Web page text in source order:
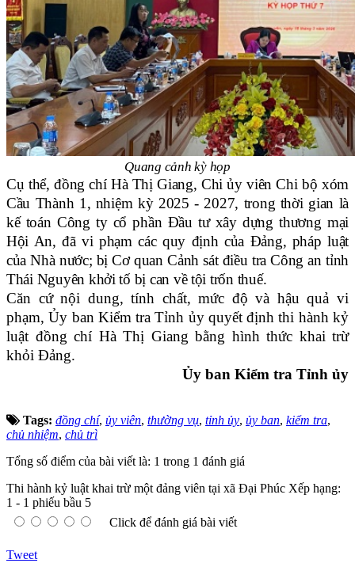
Quang cảnh kỳ họp
Cụ thể, đồng chí Hà Thị Giang, Chi ủy viên Chi bộ xóm
Cầu Thành 1, nhiệm kỳ 2025 - 2027, trong thời gian là
kế toán Công ty cổ phần Đầu tư xây dựng thương mại
Hội An, đã vi phạm các quy định của Đảng, pháp luật
của Nhà nước; bị Cơ quan Cảnh sát điều tra Công an tỉnh
Thái Nguyên khởi tố bị can về tội trốn thuế.
Căn cứ nội dung, tính chất, mức độ và hậu quả vi
phạm, Ủy ban Kiểm tra Tỉnh ủy quyết định thi hành kỷ
luật đồng chí Hà Thị Giang bằng hình thức khai trừ
khỏi Đảng.
Ủy ban Kiểm tra Tỉnh ủy
Tags: đồng chí, ủy viên, thường vụ, tỉnh ủy, ủy ban, kiểm tra,
chủ nhiệm, chủ trì
Tổng số điểm của bài viết là: 1 trong 1 đánh giá
Thi hành kỷ luật khai trừ một đảng viên tại xã Đại Phúc Xếp hạng:
1 - 1 phiếu bầu 5
Click để đánh giá bài viết
Tweet